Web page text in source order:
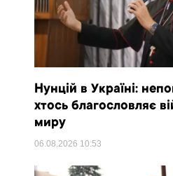
Нунцій в Україні:
хтось благословляє
миру
06.08.2026 10:53